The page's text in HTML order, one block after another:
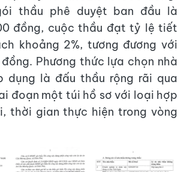
thầu phê duyệt ban đầu là
đồng, cuộc thầu đạt tỷ lệ tiết
khoảng 2%, tương đương với
Phương thức lựa chọn nhà
dụng là đấu thầu rộng rãi qua
đoạn một túi hồ sơ với loại hợp
thời gian thực hiện trong vòng